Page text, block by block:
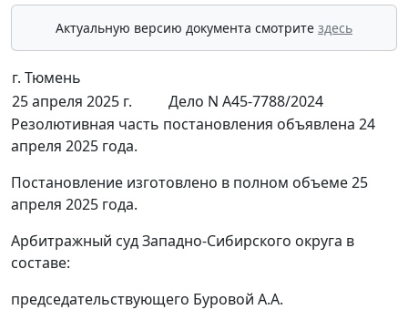
Актуальную версию документа смотрите здесь
г. Тюмень
25 апреля 2025 г.
Дело N А45-7788/2024
Резолютивная часть постановления объявлена 24
апреля 2025 года.
Постановление изготовлено в полном объеме 25
апреля 2025 года.
Арбитражный суд Западно-Сибирского округа в
составе:
председательствующего Буровой А.А.